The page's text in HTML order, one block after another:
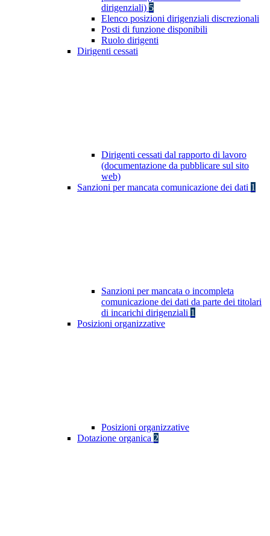
dirigenziali) 5
Elenco posizioni dirigenziali discrezionali
Posti di funzione disponibili
Ruolo dirigenti
Dirigenti cessati
Dirigenti cessati dal rapporto di lavoro
(documentazione da pubblicare sul sito
web)
Sanzioni per mancata comunicazione dei dati 1
Sanzioni per mancata o incompleta
comunicazione dei dati da parte dei titolari
di incarichi dirigenziali 1
Posizioni organizzative
Posizioni organizzative
Dotazione organica 2